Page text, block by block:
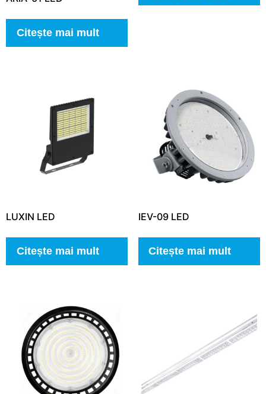
Citește mai mult
LUXIN LED
Citește mai mult
IEV-09 LED
Citește mai mult